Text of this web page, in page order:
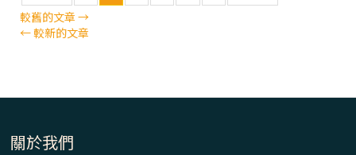
較舊的文章→
←較新的文章
關於我們